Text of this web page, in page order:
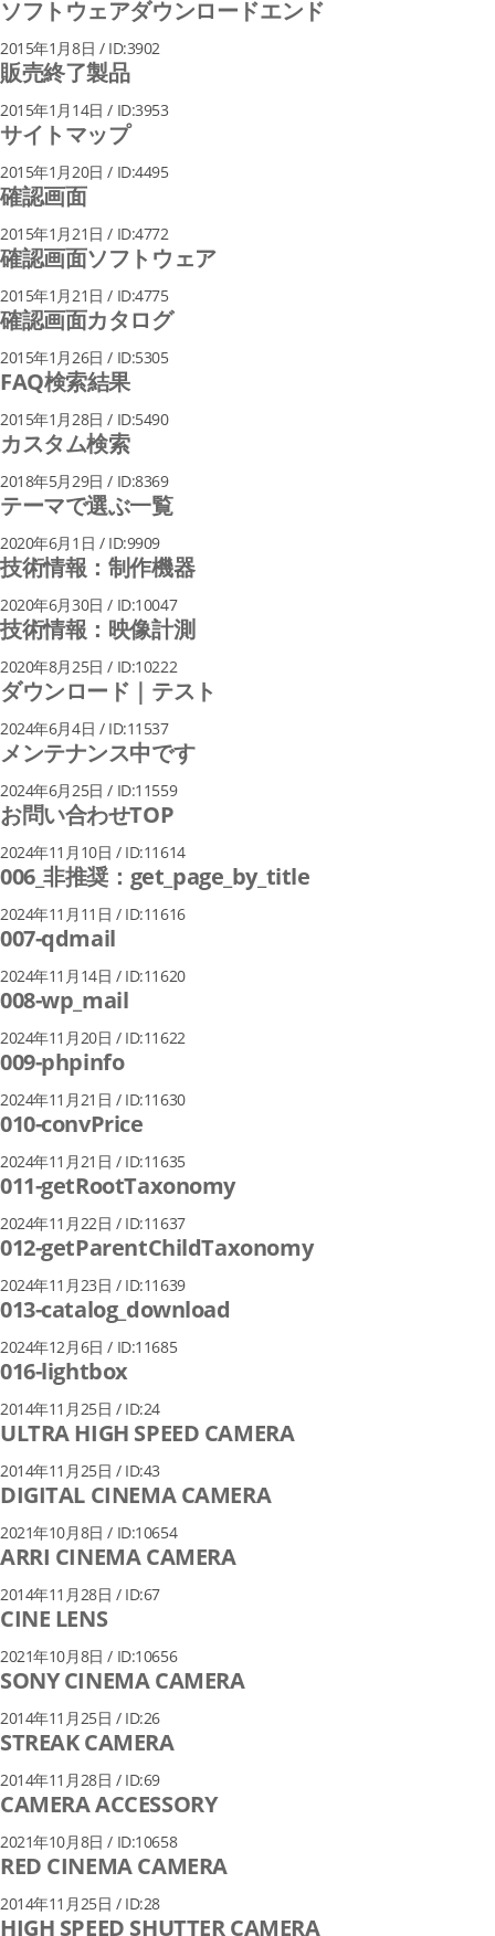
ソフトウェアダウンロードエンド
2015年1月8日 / ID:3902
販売終了製品
2015年1月14日 / ID:3953
サイトマップ
2015年1月20日 / ID:4495
確認画面
2015年1月21日 / ID:4772
確認画面ソフトウェア
2015年1月21日 / ID:4775
確認画面カタログ
2015年1月26日 / ID:5305
FAQ検索結果
2015年1月28日 / ID:5490
カスタム検索
2018年5月29日 / ID:8369
テーマで選ぶ一覧
2020年6月1日 / ID:9909
技術情報：制作機器
2020年6月30日 / ID:10047
技術情報：映像計測
2020年8月25日 / ID:10222
ダウンロード｜テスト
2024年6月4日 / ID:11537
メンテナンス中です
2024年6月25日 / ID:11559
お問い合わせTOP
2024年11月10日 / ID:11614
006_非推奨：get_page_by_title
2024年11月11日 / ID:11616
007-qdmail
2024年11月14日 / ID:11620
008-wp_mail
2024年11月20日 / ID:11622
009-phpinfo
2024年11月21日 / ID:11630
010-convPrice
2024年11月21日 / ID:11635
011-getRootTaxonomy
2024年11月22日 / ID:11637
012-getParentChildTaxonomy
2024年11月23日 / ID:11639
013-catalog_download
2024年12月6日 / ID:11685
016-lightbox
2014年11月25日 / ID:24
ULTRA HIGH SPEED CAMERA
2014年11月25日 / ID:43
DIGITAL CINEMA CAMERA
2021年10月8日 / ID:10654
ARRI CINEMA CAMERA
2014年11月28日 / ID:67
CINE LENS
2021年10月8日 / ID:10656
SONY CINEMA CAMERA
2014年11月25日 / ID:26
STREAK CAMERA
2014年11月28日 / ID:69
CAMERA ACCESSORY
2021年10月8日 / ID:10658
RED CINEMA CAMERA
2014年11月25日 / ID:28
HIGH SPEED SHUTTER CAMERA